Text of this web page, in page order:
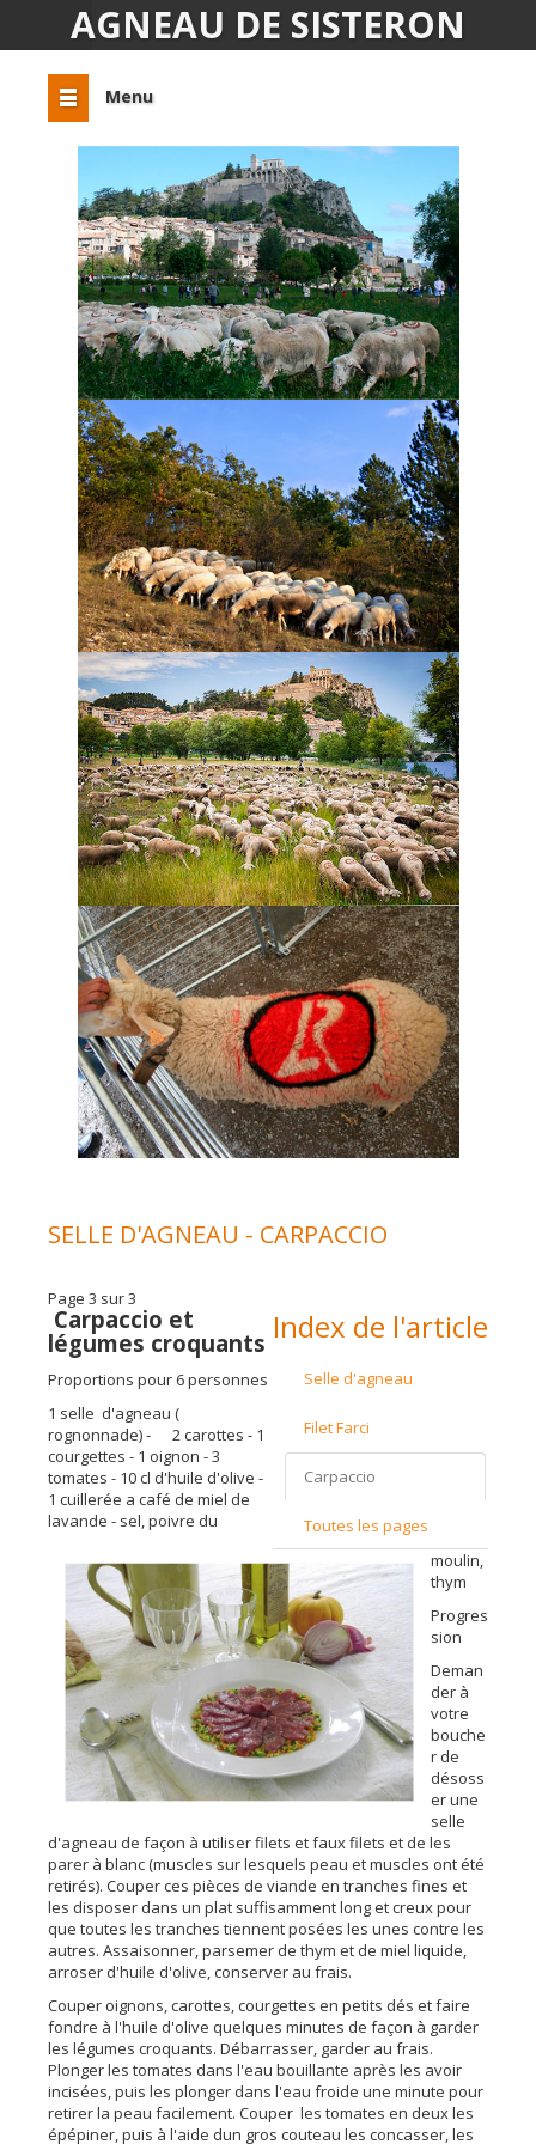
AGNEAU DE SISTERON
Menu
SELLE D'AGNEAU - CARPACCIO
Index de l'article
Selle d'agneau
Filet Farci
Carpaccio
Toutes les pages
Page 3 sur 3
Carpaccio et
légumes croquants
Proportions pour 6 personnes
1 selle d'agneau (
rognonnade) - 2 carottes - 1
courgettes - 1 oignon - 3
tomates - 10 cl d'huile d'olive -
1 cuillerée a café de miel de
lavande - sel, poivre du
moulin,
thym
Progres
sion
Deman
der à
votre
bouche
r de
désoss
er une
selle
d'agneau de façon à utiliser filets et faux filets et de les
parer à blanc (muscles sur lesquels peau et muscles ont été
retirés). Couper ces pièces de viande en tranches fines et
les disposer dans un plat suffisamment long et creux pour
que toutes les tranches tiennent posées les unes contre les
autres. Assaisonner, parsemer de thym et de miel liquide,
arroser d'huile d'olive, conserver au frais.
Couper oignons, carottes, courgettes en petits dés et faire
fondre à l'huile d'olive quelques minutes de façon à garder
les légumes croquants. Débarrasser, garder au frais.
Plonger les tomates dans l'eau bouillante après les avoir
incisées, puis les plonger dans l'eau froide une minute pour
retirer la peau facilement. Couper les tomates en deux les
épépiner, puis à l'aide dun gros couteau les concasser, les